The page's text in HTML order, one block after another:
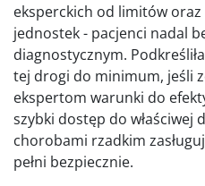
eksperckich od limitów
jednostek - pacjenci nadal
diagnostycznym.
tej drogi do minimum, jeśli
ekspertom warunki do
szybki dostęp do właściwej
chorobami rzadkim
pełni bezpiecznie.